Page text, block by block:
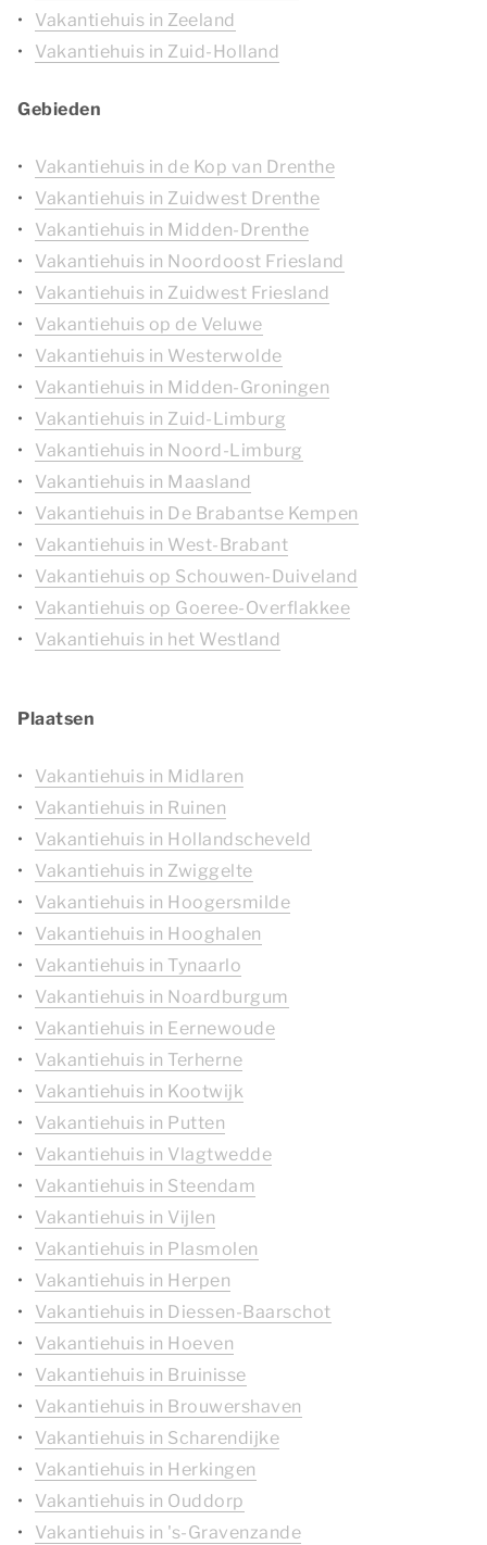
Vakantiehuis in Zeeland
Vakantiehuis in Zuid-Holland
Gebieden
Vakantiehuis in de Kop van Drenthe
Vakantiehuis in Zuidwest Drenthe
Vakantiehuis in Midden-Drenthe
Vakantiehuis in Noordoost Friesland
Vakantiehuis in Zuidwest Friesland
Vakantiehuis op de Veluwe
Vakantiehuis in Westerwolde
Vakantiehuis in Midden-Groningen
Vakantiehuis in Zuid-Limburg
Vakantiehuis in Noord-Limburg
Vakantiehuis in Maasland
Vakantiehuis in De Brabantse Kempen
Vakantiehuis in West-Brabant
Vakantiehuis op Schouwen-Duiveland
Vakantiehuis op Goeree-Overflakkee
Vakantiehuis in het Westland
Plaatsen
Vakantiehuis in Midlaren
Vakantiehuis in Ruinen
Vakantiehuis in Hollandscheveld
Vakantiehuis in Zwiggelte
Vakantiehuis in Hoogersmilde
Vakantiehuis in Hooghalen
Vakantiehuis in Tynaarlo
Vakantiehuis in Noardburgum
Vakantiehuis in Eernewoude
Vakantiehuis in Terherne
Vakantiehuis in Kootwijk
Vakantiehuis in Putten
Vakantiehuis in Vlagtwedde
Vakantiehuis in Steendam
Vakantiehuis in Vijlen
Vakantiehuis in Plasmolen
Vakantiehuis in Herpen
Vakantiehuis in Diessen-Baarschot
Vakantiehuis in Hoeven
Vakantiehuis in Bruinisse
Vakantiehuis in Brouwershaven
Vakantiehuis in Scharendijke
Vakantiehuis in Herkingen
Vakantiehuis in Ouddorp
Vakantiehuis in 's-Gravenzande